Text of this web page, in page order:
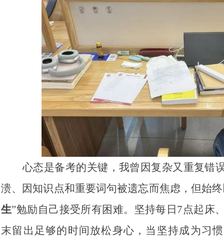
心态是备考的关键，我曾因复杂又重复错
溃、因知识点和重要词句被遗忘而焦虑，但始终
生”勉励自己接受所有困难。坚持每日7点起床
末留出足够的时间放松身心，当坚持成为习